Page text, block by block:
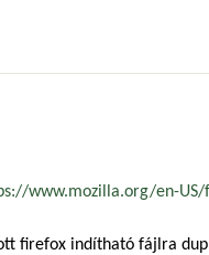
www.mozilla.org/en-
firefox indítható fájlra